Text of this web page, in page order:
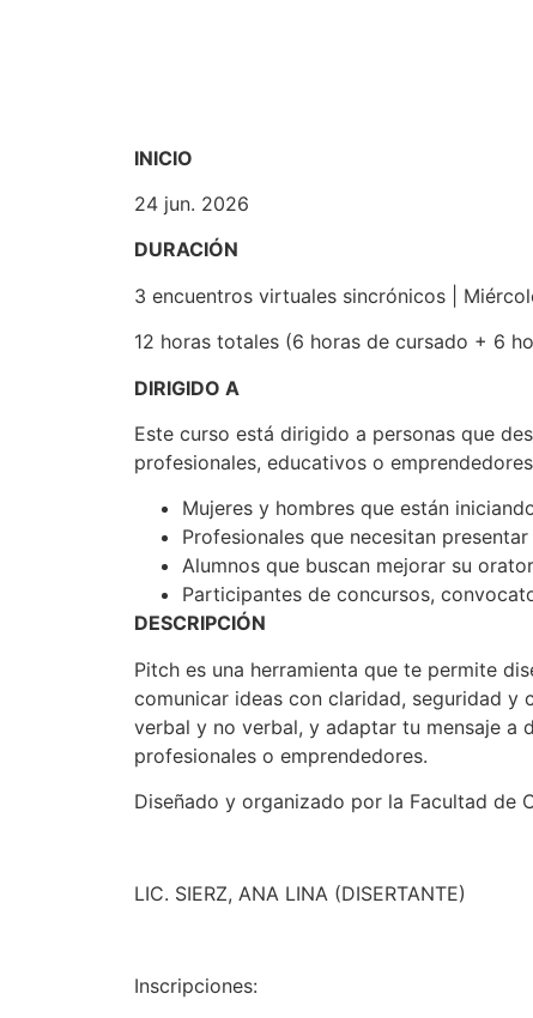
INICIO
24 jun. 2026
DURACIÓN
3 encuentros virtuales sincrónicos |
12 horas totales (6 horas de cursado + 6
DIRIGIDO A
Este curso está dirigido a personas que
profesionales, educativos o
Mujeres y hombres que están
Profesionales que necesitan
Alumnos que buscan mejorar su
Participantes de concursos,
DESCRIPCIÓN
Pitch es una herramienta que te permite
comunicar ideas con claridad, seguridad y
verbal y no verbal, y adaptar tu mensaje a
profesionales o emprendedores.
Diseñado y organizado por la Facultad de
LIC. SIERZ, ANA LINA (DISERTANTE)
Inscripciones: